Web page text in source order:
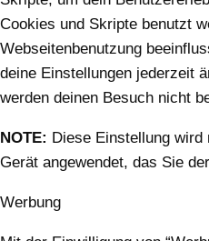
Cookies und Skripte benutzt
Webseitenbenutzung
deine Einstellungen jederzeit
werden deinen Besuch nicht
NOTE: Diese Einstellung wird
Gerät angewendet, das Sie
Werbung